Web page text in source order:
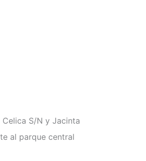
Celica S/N y Jacinta
al parque central